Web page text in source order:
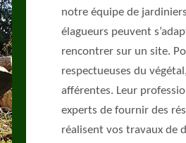
notre équipe de
élagueurs peuvent
rencontrer sur un site.
respectueuses du
afférentes. Leur
experts de fournir des
réalisent vos travaux de